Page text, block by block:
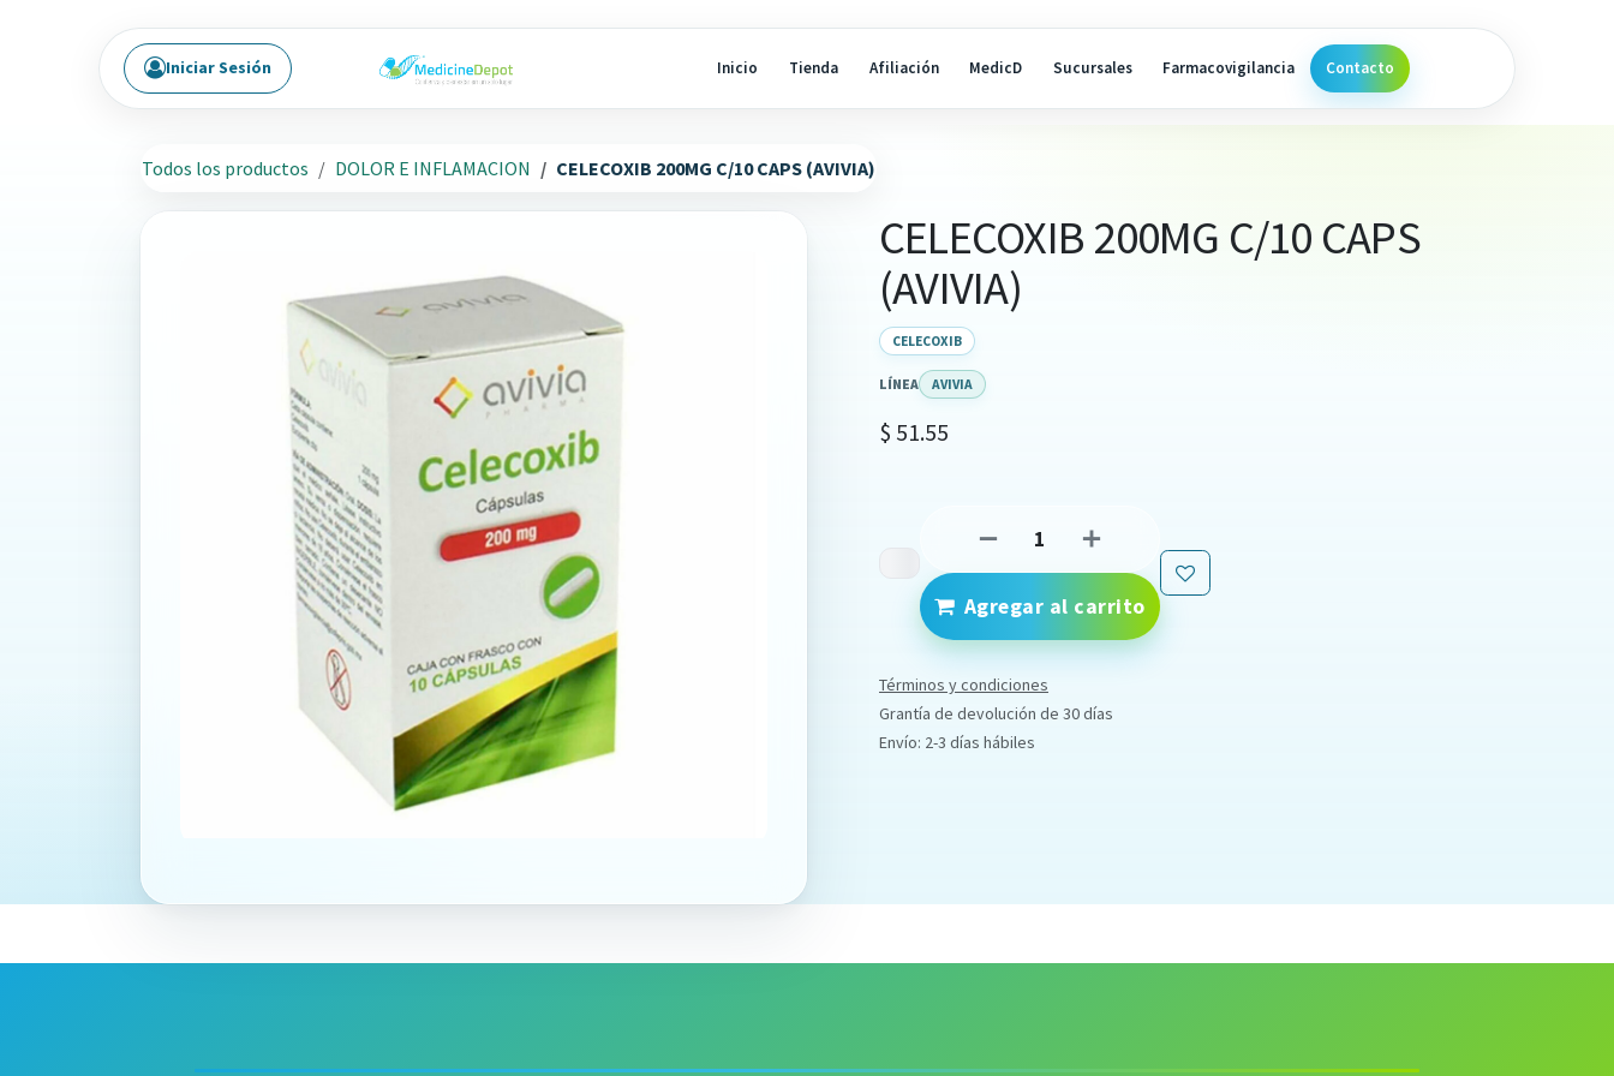
Inicio Tienda Afiliación MedicD Sucursales Farmacovigilancia Contacto
Iniciar Sesión
Todos los productos DOLOR E INFLAMACION CELECOXIB 200MG C/10 CAPS (AVIVIA)
CELECOXIB 200MG C/10 CAPS
(AVIVIA)
CELECOXIB
LÍNEA AVIVIA
$ 51.55
Agregar al carrito
Términos y condiciones
Grantía de devolución de 30 días
Envío: 2-3 días hábiles